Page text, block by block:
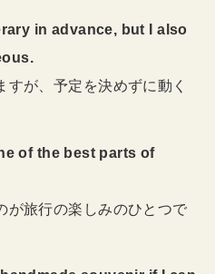
in advance, but I also
が、予定を決めずに動く
of the best parts of
旅行の楽しみのひとつで